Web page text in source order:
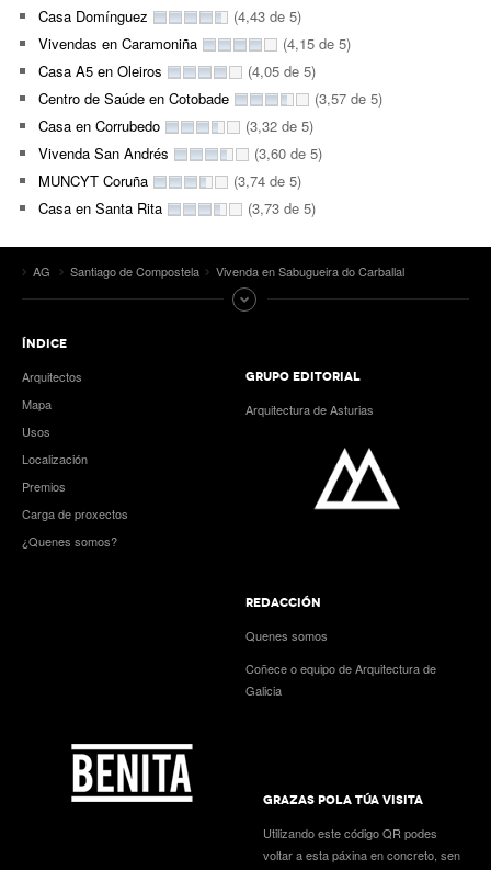
Casa Domínguez
(4,43 de 5)
Vivendas en Caramoniña
(4,15 de 5)
Casa A5 en Oleiros
(4,05 de 5)
Centro de Saúde en Cotobade
(3,57 de 5)
Casa en Corrubedo
(3,32 de 5)
Vivenda San Andrés
(3,60 de 5)
MUNCYT Coruña
(3,74 de 5)
Casa en Santa Rita
(3,73 de 5)
AG Santiago de Compostela Vivenda en Sabugueira do Carballal
ÍNDICE
Arquitectos
Mapa
Usos
Localización
Premios
Carga de proxectos
¿Quenes somos?
GRUPO EDITORIAL
Arquitectura de Asturias
REDACCIÓN
Quenes somos
Coñece o equipo de Arquitectura de
Galicia
GRAZAS POLA TÚA VISITA
Utilizando este código QR podes
voltar a esta páxina en concreto, sen